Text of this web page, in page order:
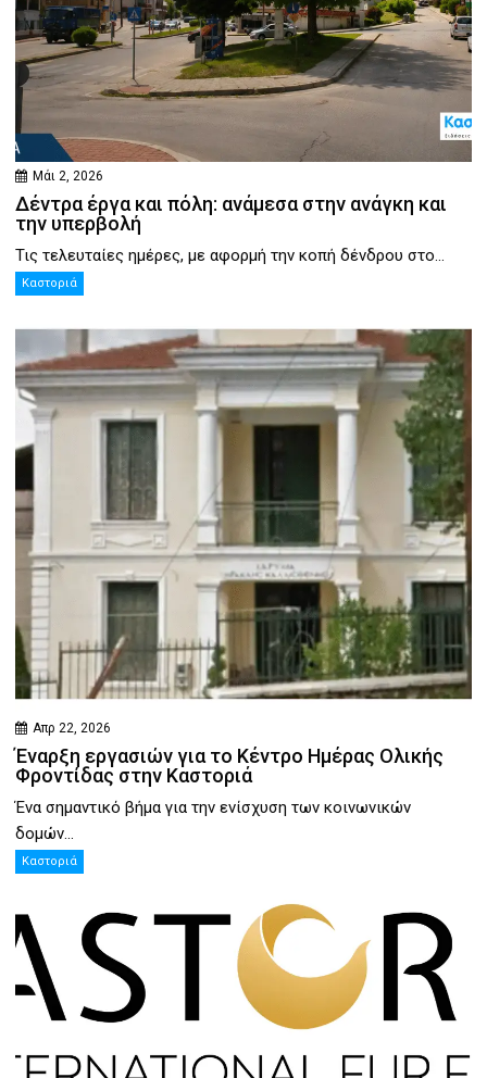
Μάι 2, 2026
Δέντρα έργα και πόλη: ανάμεσα στην ανάγκη και
την υπερβολή
Τις τελευταίες ημέρες, με αφορμή την κοπή δένδρου στο...
Καστοριά
Απρ 22, 2026
Έναρξη εργασιών για το Κέντρο Ημέρας Ολικής
Φροντίδας στην Καστοριά
Ένα σημαντικό βήμα για την ενίσχυση των κοινωνικών
δομών...
Καστοριά